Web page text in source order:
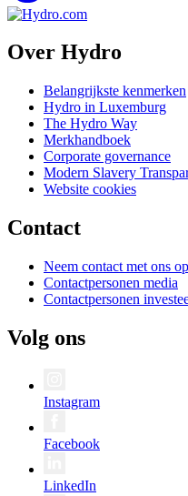
Over Hydro
Belangrijkste kenmerken
Hydro in Luxemburg
The Hydro Way
Merkhandboek
Corporate governance
Modern Slavery
Website cookies
Contact
Neem contact met ons op
Contactpersonen media
Contactpersonen
Volg ons
Instagram
Facebook
LinkedIn